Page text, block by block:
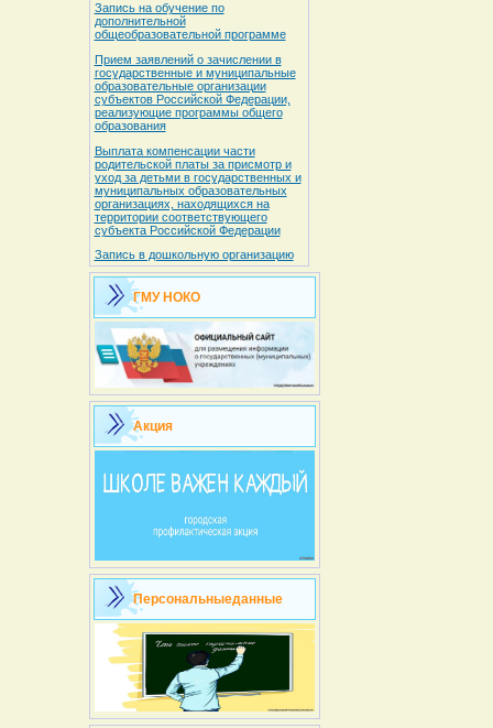
Запись на обучение по
дополнительной
общеобразовательной программе
Прием заявлений о зачислении в
государственные и муниципальные
образовательные организации
субъектов Российской Федерации,
реализующие программы общего
образования
Выплата компенсации части
родительской платы за присмотр и
уход за детьми в государственных и
муниципальных образовательных
организациях, находящихся на
территории соответствующего
субъекта Российской Федерации
Запись в дошкольную организацию
ГМУ НОКО
Акция
Персональныеданные